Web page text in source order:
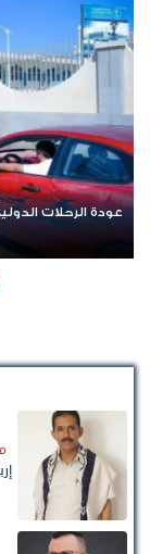
عودة الرحلات